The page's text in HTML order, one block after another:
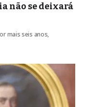
não se deixará
mais seis anos,